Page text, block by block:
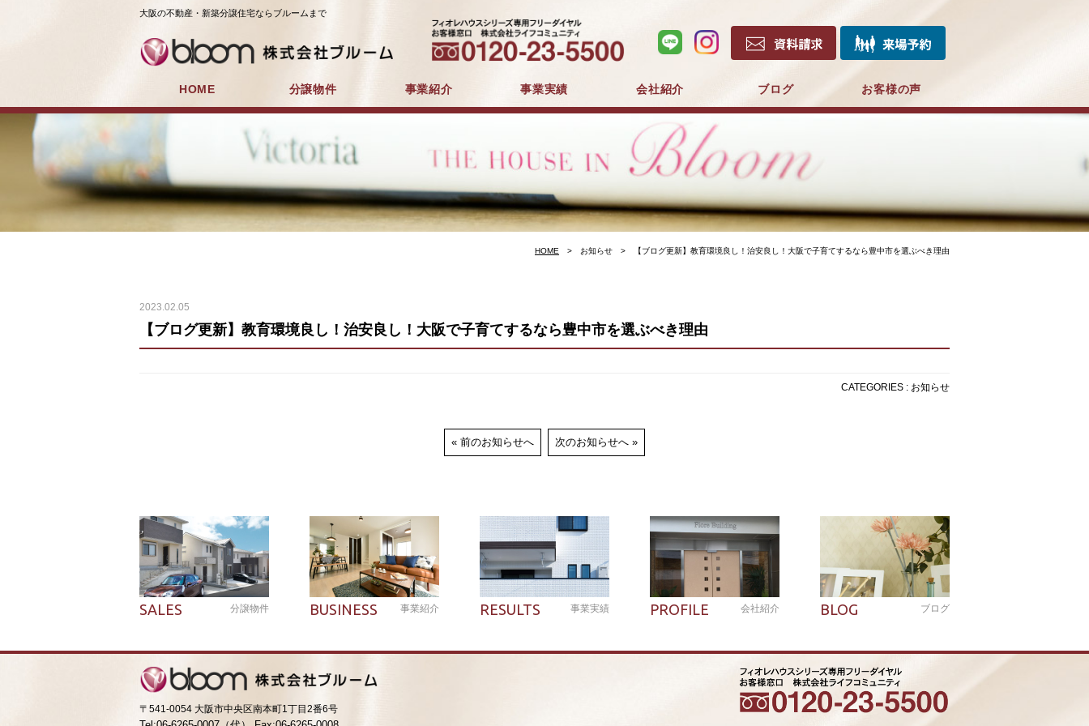
大阪の不動産・新築分譲住宅ならブルームまで
HOME 分譲物件 事業紹介 事業実績 会社紹介 ブログ お客様の声
HOME お知らせ 【ブログ更新】教育環境良し！治安良し！大阪で子育てするなら豊中市を選ぶべき理由
2023.02.05
【ブログ更新】教育環境良し！治安良し！大阪で子育てするなら豊中市を選ぶべき理由
CATEGORIES : お知らせ
前のお知らせへ 次のお知らせへ
SALES 分譲物件 BUSINESS 事業紹介 RESULTS 事業実績 PROFILE 会社紹介 BLOG ブログ
〒541-0054 大阪市中央区南本町1丁目2番6号